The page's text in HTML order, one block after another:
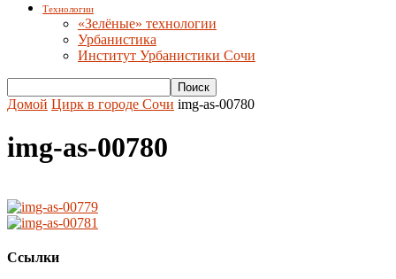
Технологии
«Зелёные» технологии
Урбанистика
Институт Урбанистики Сочи
Домой Цирк в городе Сочи img-as-00780
img-as-00780
Ссылки